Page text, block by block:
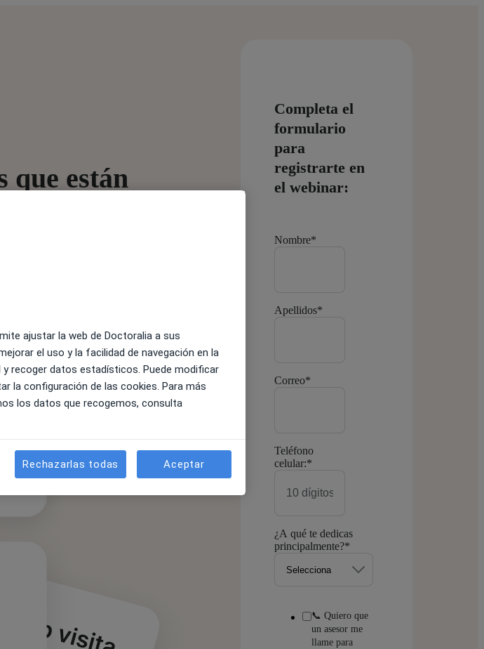
que están
diaria. Hablaremos de mitos y
y apoyar tu trabajo clínico
Completa el
formulario
para
registrarte en
el webinar:
Nombre*
Apellidos*
Correo*
Teléfono
celular:*
¿A qué te dedicas
principalmente?*
📞 Quiero que
un asesor me
llame para
ajustar la web de Doctoralia a sus
el uso y la facilidad de navegación en la
recoger datos estadísticos. Puede modificar
la configuración de las cookies. Para más
los datos que recogemos, consulta
Rechazarlas todas Aceptar